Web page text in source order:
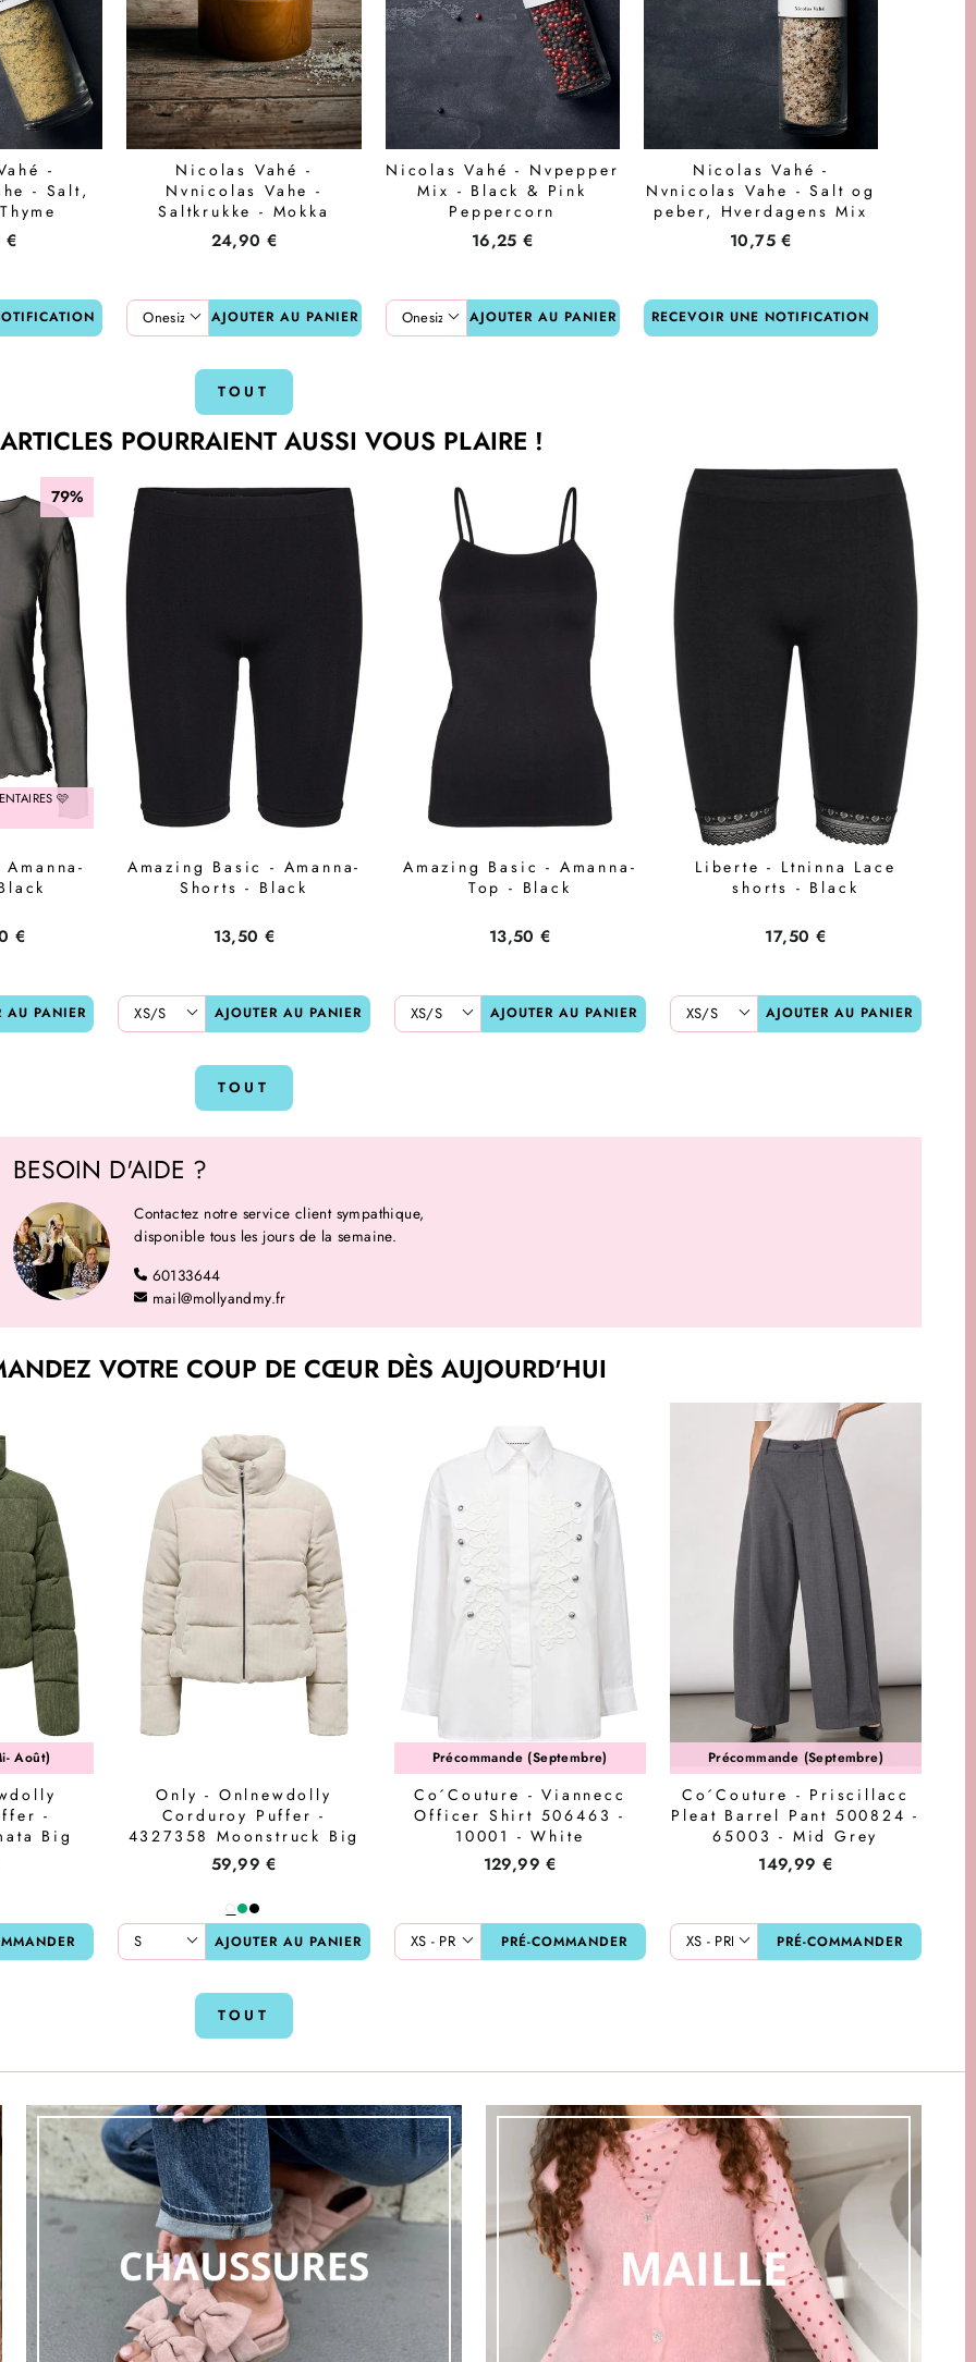
-
- Salt,
€
Nicolas Vahé -
Nvnicolas Vahe -
Saltkrukke - Mokka
24,90 €
AJOUTER AU PANIER
Nicolas Vahé - Nvpepper
Mix - Black & Pink
Peppercorn
16,25 €
AJOUTER AU PANIER
Nicolas Vahé -
Nvnicolas Vahe - Salt og
peber, Hverdagens Mix
10,75 €
RECEVOIR UNE NOTIFICATION
TOUT
POURRAIENT AUSSI VOUS PLAIRE !
79%
🩷
€
AU PANIER
Amazing Basic - Amanna-
Shorts - Black
13,50 €
AJOUTER AU PANIER
Amazing Basic - Amanna-
Top - Black
13,50 €
AJOUTER AU PANIER
Liberte - Ltninna Lace
shorts - Black
17,50 €
AJOUTER AU PANIER
TOUT
BESOIN D'AIDE ?
Contactez notre service client sympathique,
disponible tous les jours de la semaine.
60133644
mail@mollyandmy.fr
VOTRE COUP DE CŒUR DÈS AUJOURD'HUI
Août)
-
Big
Only - Onlnewdolly
Corduroy Puffer -
4327358 Moonstruck Big
Corduroy Pattern
59,99 €
AJOUTER AU PANIER
Précommande (Septembre)
Co´Couture - Viannecc
Officer Shirt 506463 -
10001 - White
129,99 €
PRÉ-COMMANDER
Précommande (Septembre)
Co´Couture - Priscillacc
Pleat Barrel Pant 500824 -
65003 - Mid Grey
149,99 €
PRÉ-COMMANDER
TOUT